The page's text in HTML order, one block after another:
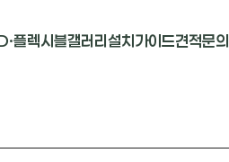
플렉시블
리솔PCB
갤러리설치가이드견적문의